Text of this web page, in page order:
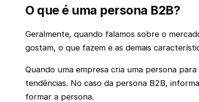
O que é uma persona B2B?
Geralmente, quando falamos sobre o
gostam, o que fazem e as demais
Quando uma empresa cria uma persona
tendências. No caso da persona B2B,
formar a persona.